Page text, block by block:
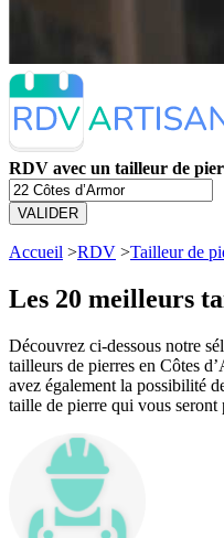
RDV avec un tailleur de
VALIDER
Accueil >RDV >Tailleur de
Les 20 meilleurs
Découvrez ci-dessous notre
tailleurs de pierres en Côtes
avez également la possibilité
taille de pierre qui vous seront